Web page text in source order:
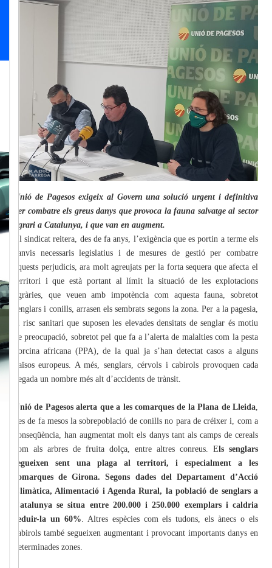
Unió de Pagesos exigeix al Govern una solució urgent i definitiva
per combatre els greus danys que provoca la fauna salvatge al sector
agrari a Catalunya, i que van en augment.
El sindicat reitera, des de fa anys, l’exigència que es portin a terme els
canvis necessaris legislatius i de mesures de gestió per combatre
aquests perjudicis, ara molt agreujats per la forta sequera que afecta el
territori i que està portant al límit la situació de les explotacions
agràries, que veuen amb impotència com aquesta fauna, sobretot
senglars i conills, arrasen els sembrats segons la zona. Per a la pagesia,
el risc sanitari que suposen les elevades densitats de senglar és motiu
de preocupació, sobretot pel que fa a l’alerta de malalties com la pesta
porcina africana (PPA), de la qual ja s’han detectat casos a alguns
països europeus. A més, senglars, cérvols i cabirols provoquen cada
vegada un nombre més alt d’accidents de trànsit.
Unió de Pagesos alerta que a les comarques de la Plana de Lleida,
des de fa mesos la sobrepoblació de conills no para de créixer i, com a
conseqüència, han augmentat molt els danys tant als camps de cereals
com als arbres de fruita dolça, entre altres conreus. Els senglars
segueixen sent una plaga al territori, i especialment a les
comarques de Girona. Segons dades del Departament d’Acció
Climàtica, Alimentació i Agenda Rural, la població de senglars a
Catalunya se situa entre 200.000 i 250.000 exemplars i caldria
reduir-la un 60%. Altres espècies com els tudons, els ànecs o els
cabirols també segueixen augmentant i provocant importants danys en
determinades zones.